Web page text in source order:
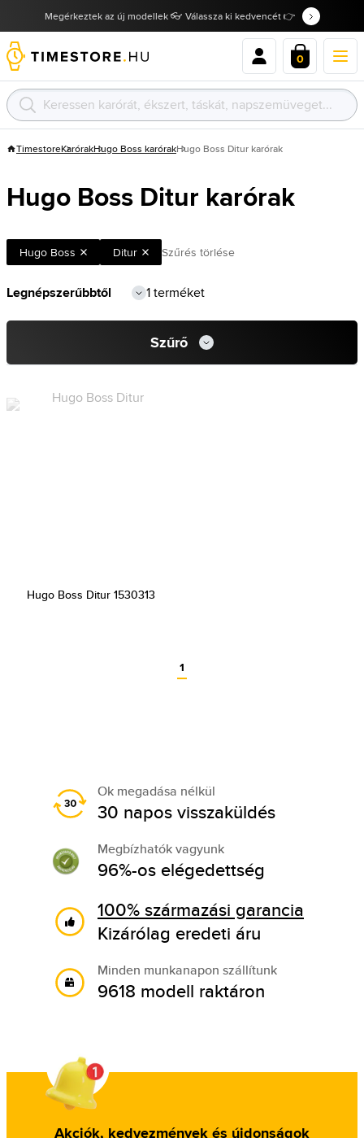
Megérkeztek az új modellek 👓 Válassza ki kedvencét 👉
0
TimestoreKarórakHugo Boss karórakHugo Boss Ditur karórak
Hugo Boss Ditur karórak
Hugo Boss Ditur Szűrés törlése
1 terméket
Szűrő
Hugo Boss Ditur 1530313
1
Ok megadása nélkül
30 napos visszaküldés
Megbízhatók vagyunk
96%-os elégedettség
100% származási garancia
Kizárólag eredeti áru
Minden munkanapon szállítunk
9618 modell raktáron
Akciók, kedvezmények és újdonságok